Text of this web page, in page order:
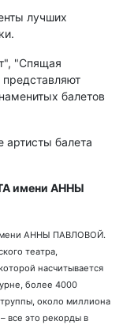
лучших
"Спящая
балетов
артисты балета
имени АННЫ
АННЫ ПАВЛОВОЙ.
театра,
насчитывается
более 4000
около миллиона
все это рекорды в